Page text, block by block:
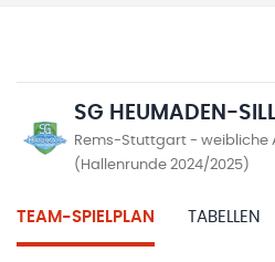
SG HEUMADEN-
Rems-Stuttgart - weibliche
(Hallenrunde 2024/2025)
TEAM-SPIELPLAN TABELLEN